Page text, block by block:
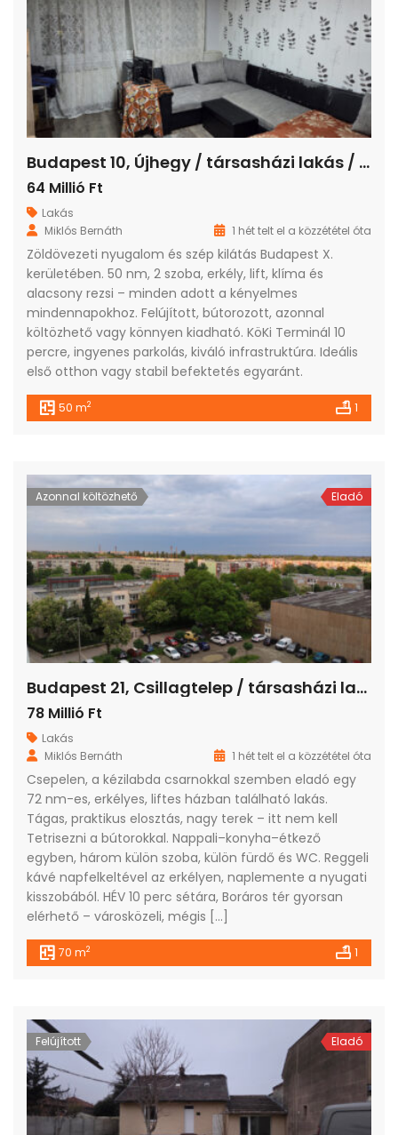
Budapest 10, Újhegy / társasházi lakás / panel (panelprogram) / 2 szoba / 50 m²
64 Millió Ft
Lakás
Miklós Bernáth
1 hét telt el a közzététel óta
Zöldövezeti nyugalom és szép kilátás Budapest X.
kerületében. 50 nm, 2 szoba, erkély, lift, klíma és
alacsony rezsi – minden adott a kényelmes
mindennapokhoz. Felújított, bútorozott, azonnal
költözhető vagy könnyen kiadható. KöKi Terminál 10
percre, ingyenes parkolás, kiváló infrastruktúra. Ideális
első otthon vagy stabil befektetés egyaránt.
50 m2 1
Azonnal költözhető Eladó
Budapest 21, Csillagtelep / társasházi lakás / panel (panelprogram) / 4 szoba / 70 m²
78 Millió Ft
Lakás
Miklós Bernáth
1 hét telt el a közzététel óta
Csepelen, a kézilabda csarnokkal szemben eladó egy
72 nm-es, erkélyes, liftes házban található lakás.
Tágas, praktikus elosztás, nagy terek – itt nem kell
Tetrisezni a bútorokkal. Nappali–konyha–étkező
egyben, három külön szoba, külön fürdő és WC. Reggeli
kávé napfelkeltével az erkélyen, naplemente a nyugati
kisszobából. HÉV 10 perc sétára, Boráros tér gyorsan
elérhető – városközeli, mégis […]
70 m2 1
Felújított Eladó